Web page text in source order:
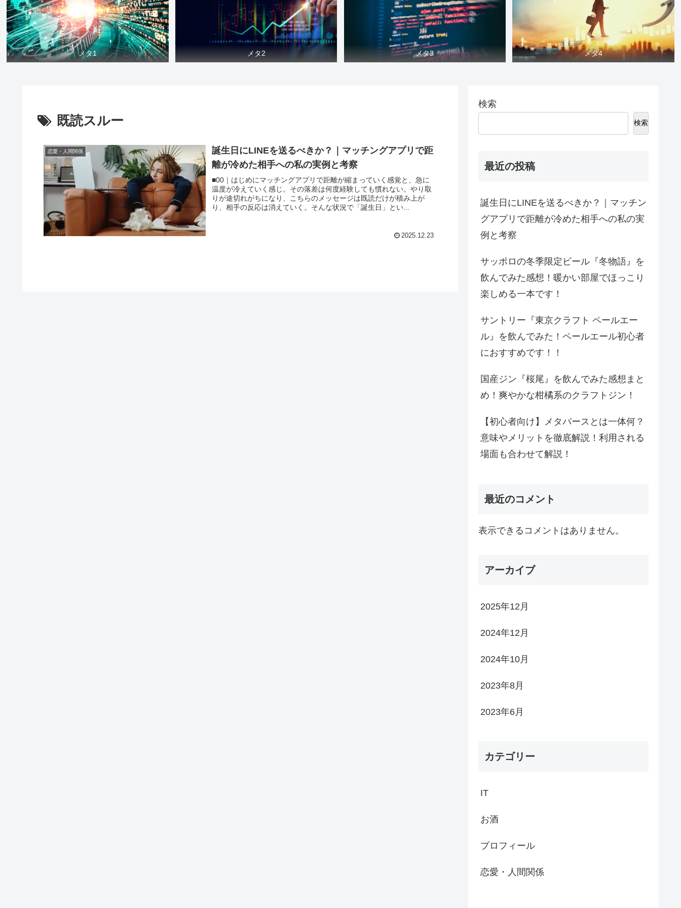
メタ1 メタ2 メタ3 メタ4
既読スルー
恋愛・人間関係
誕生日にLINEを送るべきか？｜マッチングアプリで距
離が冷めた相手への私の実例と考察
■00｜はじめにマッチングアプリで距離が縮まっていく感覚と、急に
温度が冷えていく感じ。その落差は何度経験しても慣れない。やり取
りが途切れがちになり、こちらのメッセージは既読だけが積み上が
り、相手の反応は消えていく。そんな状況で「誕生日」とい...
2025.12.23
検索
検索
最近の投稿
誕生日にLINEを送るべきか？｜マッチン
グアプリで距離が冷めた相手への私の実
例と考察
サッポロの冬季限定ビール『冬物語』を
飲んでみた感想！暖かい部屋でほっこり
楽しめる一本です！
サントリー『東京クラフト ペールエー
ル』を飲んでみた！ペールエール初心者
におすすめです！！
国産ジン『桜尾』を飲んでみた感想まと
め！爽やかな柑橘系のクラフトジン！
【初心者向け】メタバースとは一体何？
意味やメリットを徹底解説！利用される
場面も合わせて解説！
最近のコメント
表示できるコメントはありません。
アーカイブ
2025年12月
2024年12月
2024年10月
2023年8月
2023年6月
カテゴリー
IT
お酒
プロフィール
恋愛・人間関係